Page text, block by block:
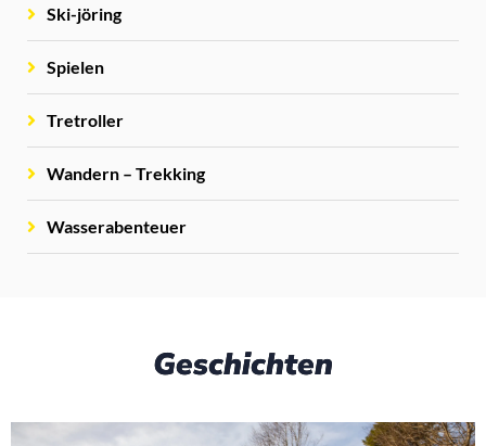
Ski-jöring
Spielen
Tretroller
Wandern – Trekking
Wasserabenteuer
Geschichten